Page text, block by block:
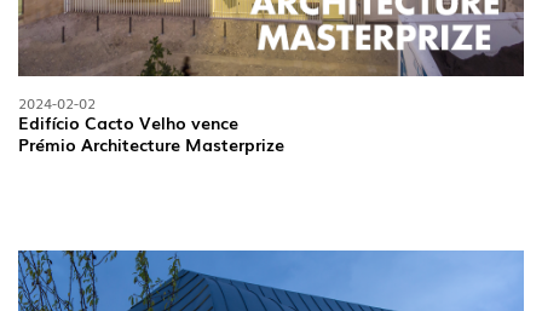
2024-02-02
Edifício Cacto Velho vence
Prémio Architecture Masterprize